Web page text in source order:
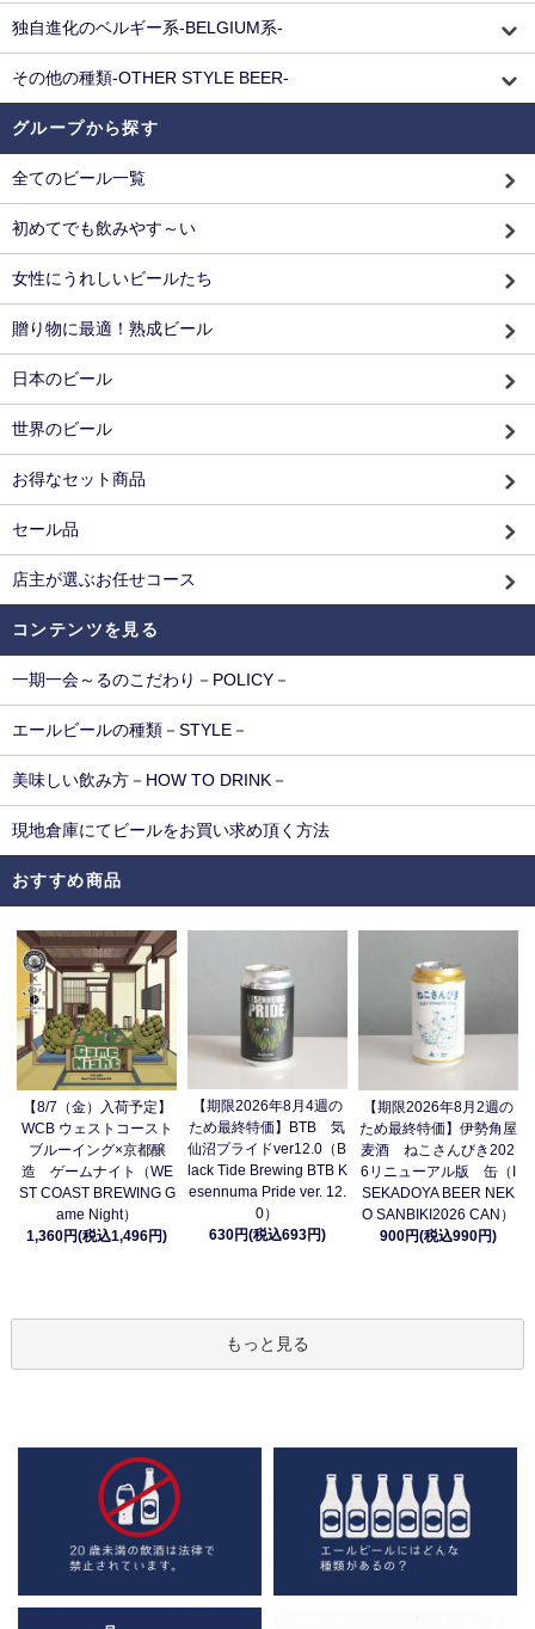
独自進化のベルギー系-BELGIUM系-
その他の種類-OTHER STYLE BEER-
グループから探す
全てのビール一覧
初めてでも飲みやす～い
女性にうれしいビールたち
贈り物に最適！熟成ビール
日本のビール
世界のビール
お得なセット商品
セール品
店主が選ぶお任せコース
コンテンツを見る
一期一会～るのこだわり－POLICY－
エールビールの種類－STYLE－
美味しい飲み方－HOW TO DRINK－
現地倉庫にてビールをお買い求め頂く方法
おすすめ商品
【8/7（金）入荷予定】
WCB ウェストコースト
ブルーイング×京都醸
造 ゲームナイト（WE
ST COAST BREWING G
ame Night）
1,360円(税込1,496円)
【期限2026年8月4週の
ため最終特価】BTB 気
仙沼プライドver12.0（B
lack Tide Brewing BTB K
esennuma Pride ver. 12.
0）
630円(税込693円)
【期限2026年8月2週の
ため最終特価】伊勢角屋
麦酒 ねこさんびき202
6リニューアル版 缶（I
SEKADOYA BEER NEK
O SANBIKI2026 CAN）
900円(税込990円)
もっと見る